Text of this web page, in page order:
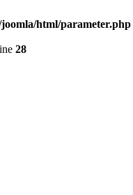
html/parameter.php
28